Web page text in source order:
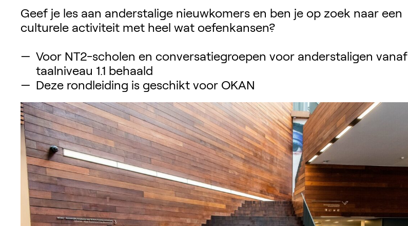
Geef je les aan anderstalige nieuwkomers en ben je op zoek naar een
culturele activiteit met heel wat oefenkansen?
Voor NT2-scholen en conversatiegroepen voor anderstaligen vanaf
taalniveau 1.1 behaald
Deze rondleiding is geschikt voor OKAN